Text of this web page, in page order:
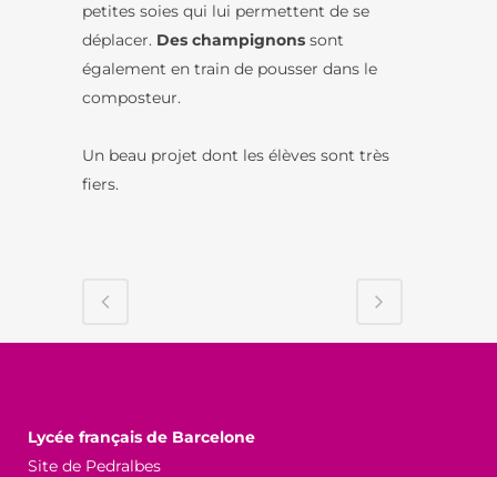
petites soies qui lui permettent de se
déplacer. Des champignons sont
également en train de pousser dans le
composteur.
Un beau projet dont les élèves sont très
fiers.
Lycée français de Barcelone
Site de Pedralbes